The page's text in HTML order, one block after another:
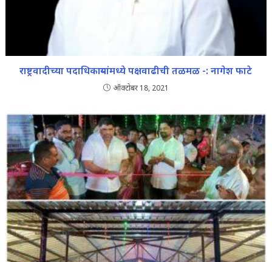
राष्ट्रवादीच्या पदाधिकाऱ्यांमध्ये पक्षवाढीची तळमळ -: नागेश फाटे
ऑक्टोबर 18, 2021